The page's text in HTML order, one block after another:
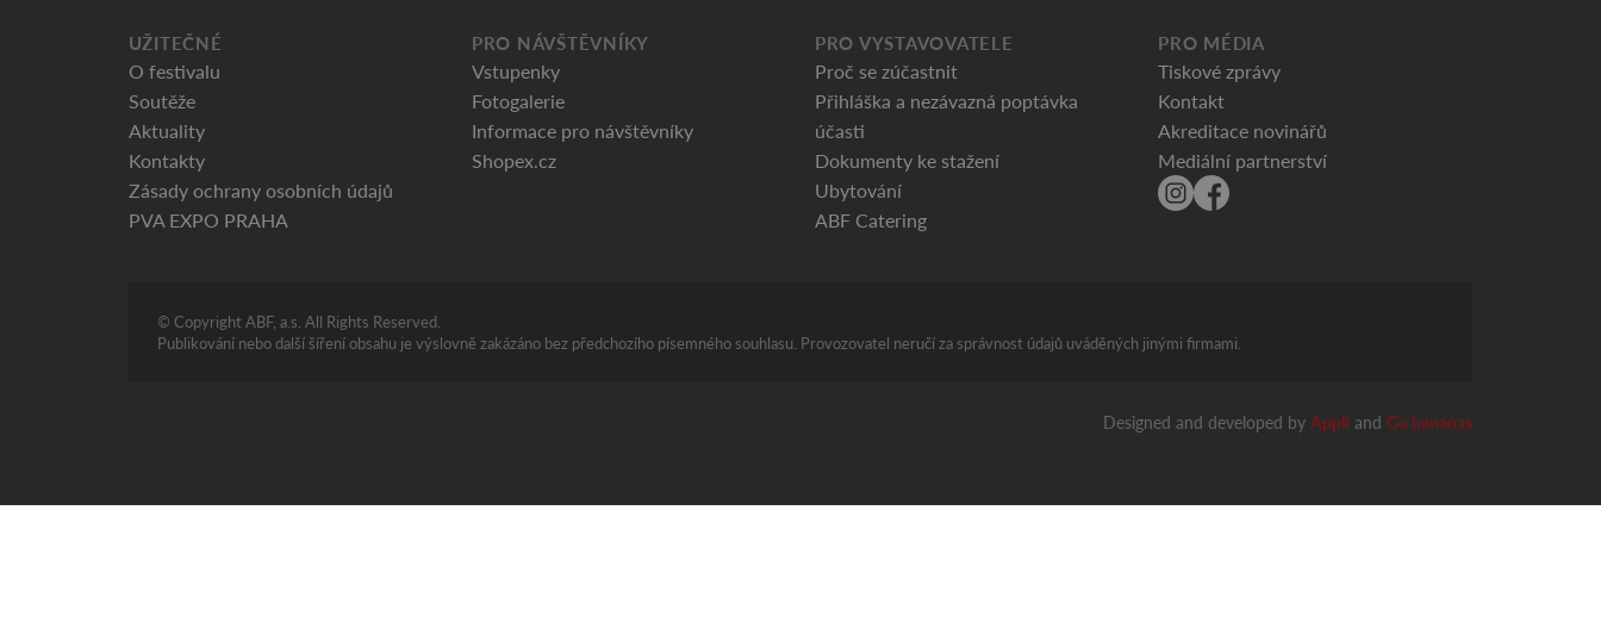
UŽITEČNÉ
O festivalu
Soutěže
Aktuality
Kontakty
Zásady ochrany osobních údajů
PVA EXPO PRAHA
PRO NÁVŠTĚVNÍKY
Vstupenky
Fotogalerie
Informace pro návštěvníky
Shopex.cz
PRO VYSTAVOVATELE
Proč se zúčastnit
Přihláška a nezávazná poptávka
účasti
Dokumenty ke stažení
Ubytování
ABF Catering
PRO MÉDIA
Tiskové zprávy
Kontakt
Akreditace novinářů
Mediální partnerství
© Copyright ABF, a.s. All Rights Reserved.
Publikování nebo další šíření obsahu je výslovně zakázáno bez předchozího písemného souhlasu. Provozovatel neručí za správnost údajů uváděných jinými firmami.
Designed and developed byAppli andGo bananas